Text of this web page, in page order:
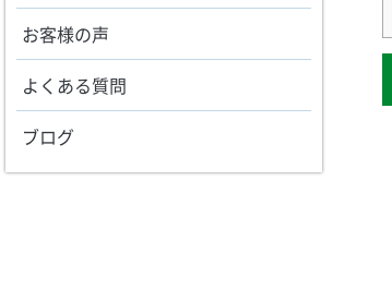
お客様の声
よくある質問
ブログ